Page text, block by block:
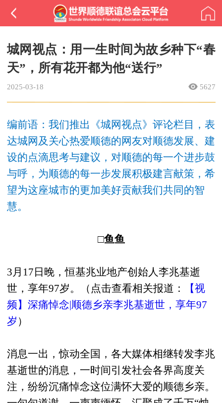
城网视点：用一生时间为故乡种下“春
天”，所有花开都为他“送行”
2025-03-18 5627
编前语：我们推出《城网视点》评论栏目，表
达城网及关心热爱顺德的网友对顺德发展、建
设的点滴思考与建议，对顺德的每一个进步鼓
与呼，为顺德的每一步发展积极建言献策，希
望为这座城市的更加美好贡献我们共同的智
慧。
□鱼鱼
3月17日晚，恒基兆业地产创始人李兆基逝
世，享年97岁。（点击查看相关报道：
【视
频】深痛悼念|顺德乡亲李兆基逝世，享年97
岁 ）
消息一出，惊动全国，各大媒体相继转发李兆
基逝世的消息，一时间引发社会各界高度关
注，纷纷沉痛悼念这位满怀大爱的顺德乡亲。